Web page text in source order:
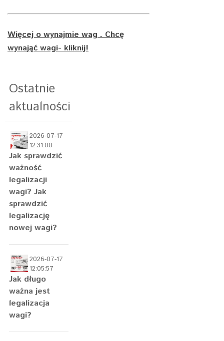
Więcej o wynajmie wag . Chcę
wynająć wagi- kliknij!
Ostatnie
aktualności
2026-07-17
12:31:00
Jak sprawdzić
ważność
legalizacji
wagi? Jak
sprawdzić
legalizację
nowej wagi?
2026-07-17
12:05:57
Jak długo
ważna jest
legalizacja
wagi?